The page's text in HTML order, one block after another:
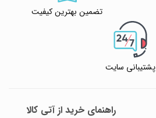
تضمین بهترین کیفیت
پشتیبانی سایت
راهنمای خرید از آتی کالا